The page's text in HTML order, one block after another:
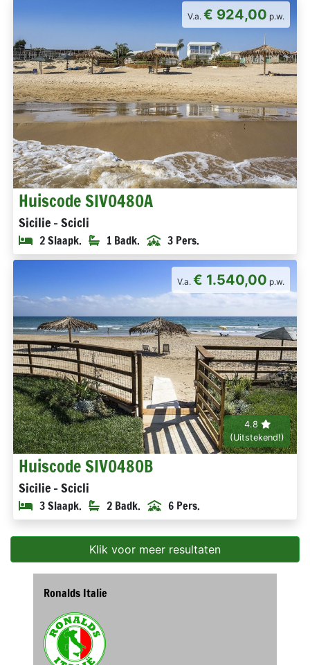
V.a. € 924,00 p.w.
Huiscode SIV0480A
Sicilie - Scicli
2 Slaapk. 1 Badk. 3 Pers.
V.a. € 1.540,00 p.w.
4.8
(Uitstekend!)
Huiscode SIV0480B
Sicilie - Scicli
3 Slaapk. 2 Badk. 6 Pers.
Klik voor meer resultaten
Ronalds Italie